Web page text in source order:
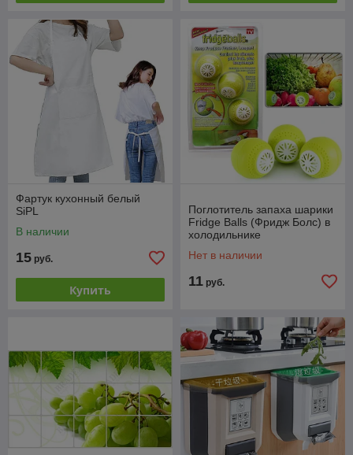
Фартук кухонный белый
SiPL
В наличии
15 руб.
Купить
Поглотитель запаха шарики
Fridge Balls (Фридж Болс) в
холодильнике
Нет в наличии
11 руб.